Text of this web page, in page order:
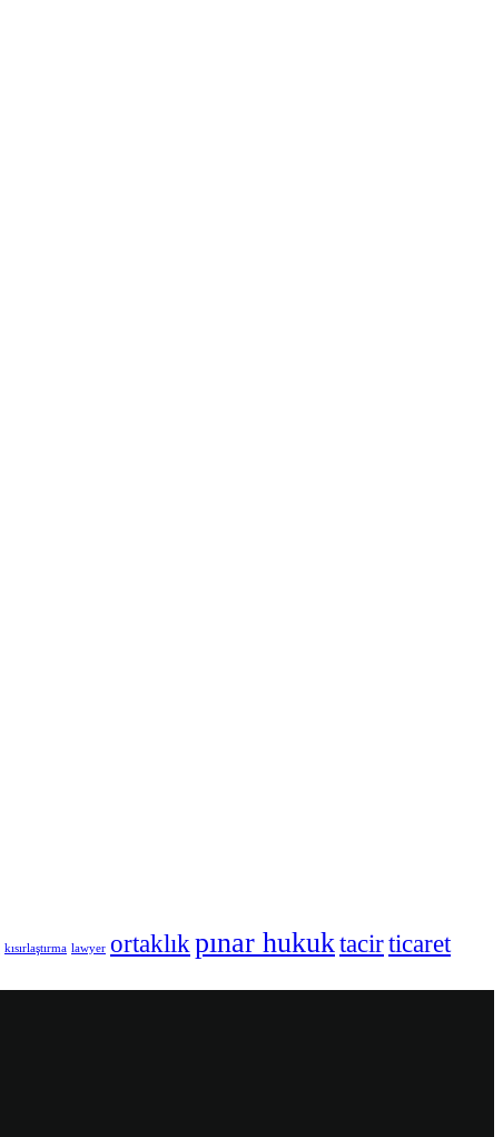
kısırlaştırma lawyer ortaklıkpınar hukuktacirticaret